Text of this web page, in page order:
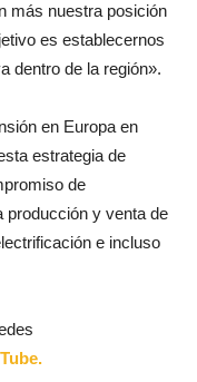
más nuestra posición
es establecernos
dentro de la región».
en Europa en
estrategia de
de
producción y venta de
e incluso